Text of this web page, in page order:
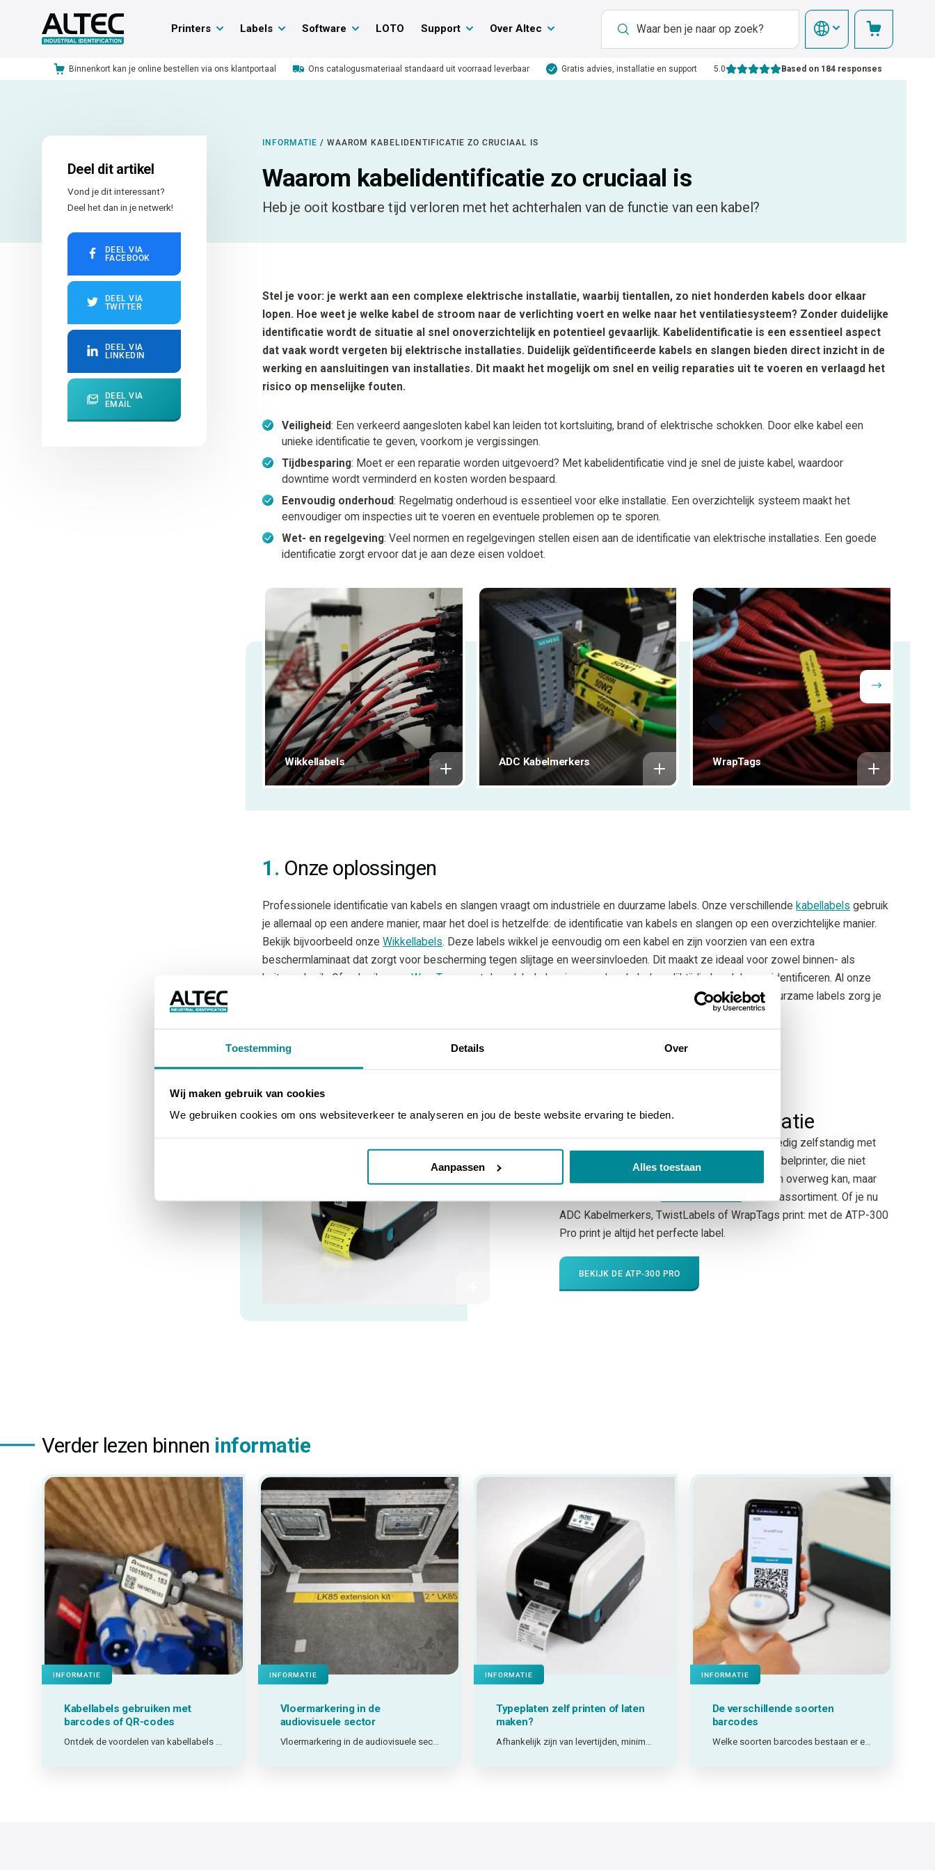
Toestemming Details Over
Wij maken gebruik van cookies
We gebruiken cookies om ons websiteverkeer te analyseren en jou de beste website ervaring te bieden.
Aanpassen Alles toestaan
Printers Labels Software LOTO Support Over Altec
Binnenkort kan je online bestellen via ons klantportaal Ons catalogusmateriaal standaard uit voorraad leverbaar Gratis advies, installatie en support 5.0 Based on 184 responses
Deel dit artikel
Vond je dit interessant?
Deel het dan in je netwerk!
DEEL VIA
FACEBOOK
DEEL VIA
TWITTER
DEEL VIA
LINKEDIN
DEEL VIA
EMAIL
INFORMATIE /WAAROM KABELIDENTIFICATIE ZO CRUCIAAL IS
Waarom kabelidentificatie zo cruciaal is
Heb je ooit kostbare tijd verloren met het achterhalen van de functie van een kabel?
Stel je voor: je werkt aan een complexe elektrische installatie, waarbij tientallen, zo niet honderden kabels door elkaar
lopen. Hoe weet je welke kabel de stroom naar de verlichting voert en welke naar het ventilatiesysteem? Zonder duidelijke
identificatie wordt de situatie al snel onoverzichtelijk en potentieel gevaarlijk. Kabelidentificatie is een essentieel aspect
dat vaak wordt vergeten bij elektrische installaties. Duidelijk geïdentificeerde kabels en slangen bieden direct inzicht in de
werking en aansluitingen van installaties. Dit maakt het mogelijk om snel en veilig reparaties uit te voeren en verlaagd het
risico op menselijke fouten.
Veiligheid: Een verkeerd aangesloten kabel kan leiden tot kortsluiting, brand of elektrische schokken. Door elke kabel een
unieke identificatie te geven, voorkom je vergissingen.
Tijdbesparing: Moet er een reparatie worden uitgevoerd? Met kabelidentificatie vind je snel de juiste kabel, waardoor
downtime wordt verminderd en kosten worden bespaard.
Eenvoudig onderhoud: Regelmatig onderhoud is essentieel voor elke installatie. Een overzichtelijk systeem maakt het
eenvoudiger om inspecties uit te voeren en eventuele problemen op te sporen.
Wet- en regelgeving: Veel normen en regelgevingen stellen eisen aan de identificatie van elektrische installaties. Een goede
identificatie zorgt ervoor dat je aan deze eisen voldoet.
Wikkellabels ADC Kabelmerkers WrapTags
1. Onze oplossingen
Professionele identificatie van kabels en slangen vraagt om industriële en duurzame labels. Onze verschillende kabellabels gebruik
je allemaal op een andere manier, maar het doel is hetzelfde: de identificatie van kabels en slangen op een overzichtelijke manier.
Bekijk bijvoorbeeld onzeWikkellabels. Deze labels wikkel je eenvoudig om een kabel en zijn voorzien van een extra
beschermlaminaat dat zorgt voor bescherming tegen slijtage en weersinvloeden. Dit maakt ze ideaal voor zowel binnen- als
buitengebruik. Of gebruik onzeWrapTags
: met deze labels kun je meerdere kabels gelijktijdig bundelen en identificeren. Al onze
kabellabels blijven langdurig leesbaar, zelfs onder veeleisende omstandigheden. Met onze industriële en duurzame labels zorg je
BEKIJK ONZE KABELLABELS
Printer voor kabelidentificatie
Onze labels voor kabelidentificatie print je volledig zelfstandig met
ATP-300 Pro . Dit is onze meestgekozen labelprinter, die niet
alleen met de bovengenoemde labelmaterialen overweg kan, maar
uit ons assortiment. Of je nu
ADC Kabelmerkers, TwistLabels of WrapTags print: met de ATP-300
Pro print je altijd het perfecte label.
BEKIJK DE ATP-300 PRO
Verder lezen binnen informatie
INFORMATIE
Kabellabels gebruiken met
barcodes of QR-codes
Ontdek de voordelen van kabellabels met barcodes en QR-codes.
INFORMATIE
Vloermarkering in de
audiovisuele sector
Vloermarkering in de audiovisuele sector: getest in de praktijk
INFORMATIE
Typeplaten zelf printen of laten
maken?
Afhankelijk zijn van levertijden, minimumafnames en externe leveranciers? Of zelf printen wanneer je het nodig hebt? Welke keuze het beste werkt, hangt af van jouw situatie.
INFORMATIE
De verschillende soorten
barcodes
Welke soorten barcodes bestaan er en welke past het best bij mijn toepassing?